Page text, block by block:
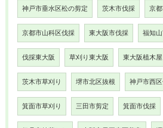
神戸市垂水区松の剪定 茨木市伐採 京
京都市山科区伐採 東大阪市伐採 福知
伐採東大阪 草刈り東大阪 東大阪植木屋
茨木市草刈り 堺市北区抜根 神戸市西
箕面市草刈り 三田市剪定 箕面市伐採